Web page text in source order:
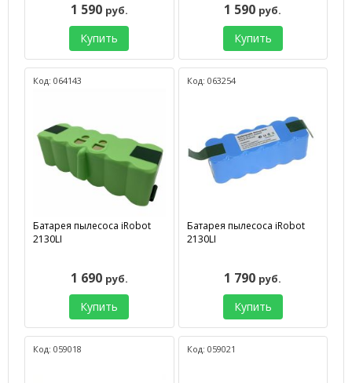
1 590 руб.
Купить
1 590 руб.
Купить
Код: 064143
Батарея пылесоса iRobot
2130LI
1 690 руб.
Купить
Код: 063254
Батарея пылесоса iRobot
2130LI
1 790 руб.
Купить
Код: 059018 Код: 059021